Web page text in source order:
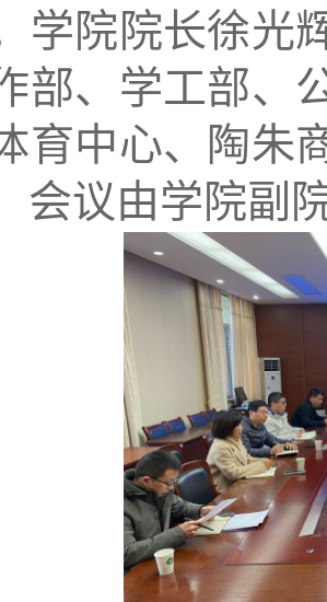
学院院长徐光
部、学工部、
育中心、陶朱
会议由学院副